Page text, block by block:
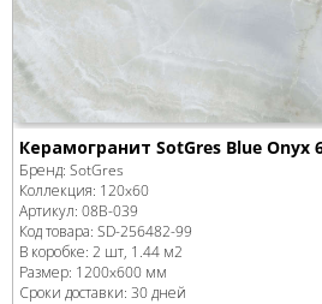
Керамогранит SotGres Blue Onyx
Бренд: SotGres
Коллекция: 120x60
Артикул: 08B-039
Код товара: SD-256482-99
В коробке: 2 шт, 1.44 м2
Размер: 1200x600 мм
Сроки доставки: 30 дней